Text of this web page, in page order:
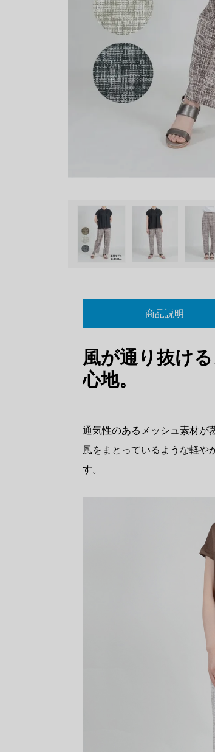
商品説明
風が通り抜け
心地。
通気性のあるメッシュ素材が
風をまとっているような軽や
す。